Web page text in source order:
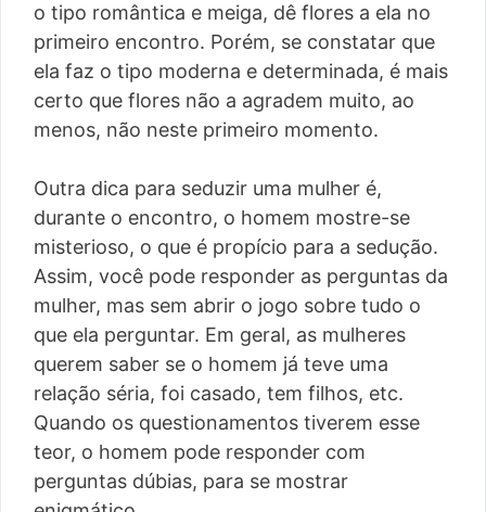
o tipo romântica e meiga, dê flores a ela no
primeiro encontro. Porém, se constatar que
ela faz o tipo moderna e determinada, é mais
certo que flores não a agradem muito, ao
menos, não neste primeiro momento.
Outra dica para seduzir uma mulher é,
durante o encontro, o homem mostre-se
misterioso, o que é propício para a sedução.
Assim, você pode responder as perguntas da
mulher, mas sem abrir o jogo sobre tudo o
que ela perguntar. Em geral, as mulheres
querem saber se o homem já teve uma
relação séria, foi casado, tem filhos, etc.
Quando os questionamentos tiverem esse
teor, o homem pode responder com
perguntas dúbias, para se mostrar